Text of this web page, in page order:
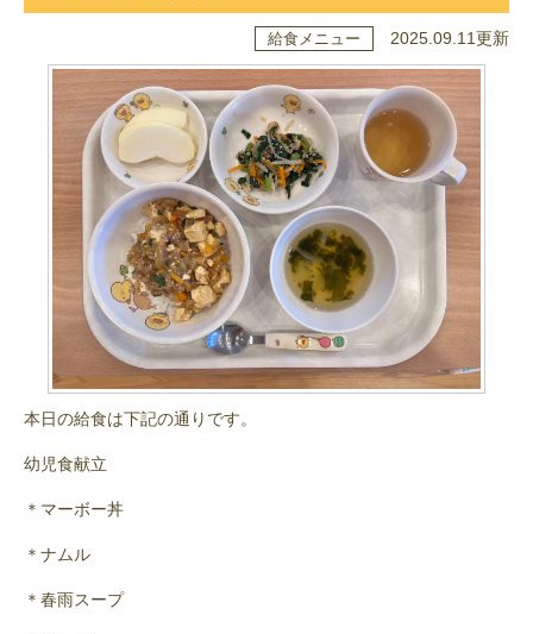
給食メニュー 2025.09.11更新
本日の給食は下記の通りです。
幼児食献立
＊マーボー丼
＊ナムル
＊春雨スープ